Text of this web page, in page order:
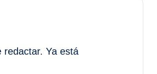
redactar. Ya está